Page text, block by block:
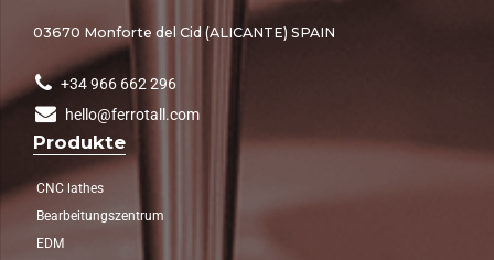
03670 Monforte del Cid (ALICANTE) SPAIN
+34 966 662 296
hello@ferrotall.com
Produkte
CNC lathes
Bearbeitungszentrum
EDM